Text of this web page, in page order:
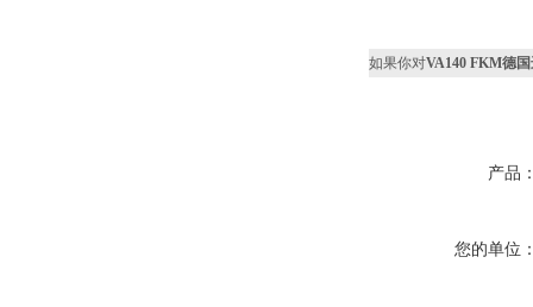
如果你对VA140 FKM德
产品
您的单位